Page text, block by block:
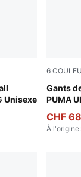
Unisexe
Black-Glowing
6
Gants
PUMA
Yellow
CHF
À l'origine: